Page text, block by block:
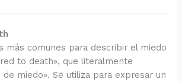
más comunes para describir el miedo
to death», que literalmente
de miedo». Se utiliza para expresar un